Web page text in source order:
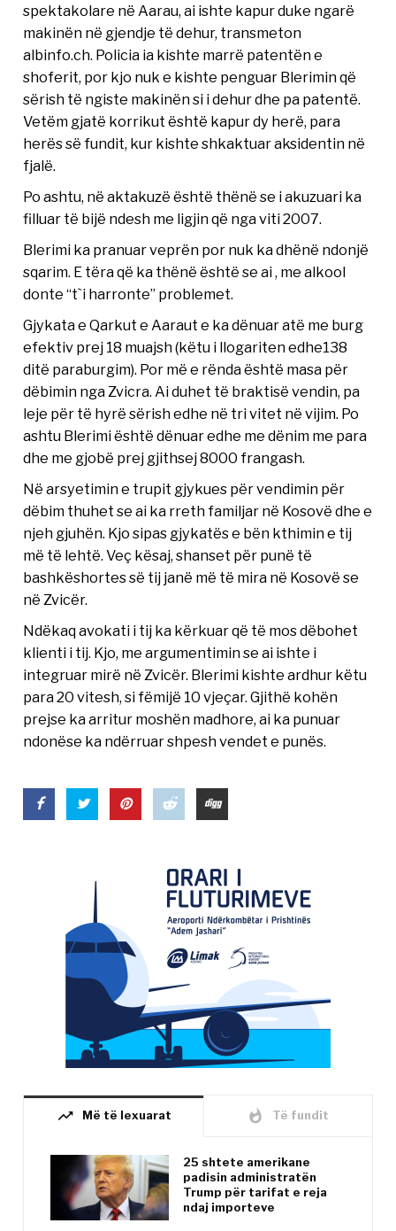
spektakolare në Aarau, ai ishte kapur duke ngarë
makinën në gjendje të dehur, transmeton
albinfo.ch. Policia ia kishte marrë patentën e
shoferit, por kjo nuk e kishte penguar Blerimin që
sërish të ngiste makinën si i dehur dhe pa patentë.
Vetëm gjatë korrikut është kapur dy herë, para
herës së fundit, kur kishte shkaktuar aksidentin në
fjalë.
Po ashtu, në aktakuzë është thënë se i akuzuari ka
filluar të bijë ndesh me ligjin që nga viti 2007.
Blerimi ka pranuar veprën por nuk ka dhënë ndonjë
sqarim. E tëra që ka thënë është se ai , me alkool
donte “t`i harronte” problemet.
Gjykata e Qarkut e Aaraut e ka dënuar atë me burg
efektiv prej 18 muajsh (këtu i llogariten edhe138
ditë paraburgim). Por më e rënda është masa për
dëbimin nga Zvicra. Ai duhet të braktisë vendin, pa
leje për të hyrë sërish edhe në tri vitet në vijim. Po
ashtu Blerimi është dënuar edhe me dënim me para
dhe me gjobë prej gjithsej 8000 frangash.
Në arsyetimin e trupit gjykues për vendimin për
dëbim thuhet se ai ka rreth familjar në Kosovë dhe e
njeh gjuhën. Kjo sipas gjykatës e bën kthimin e tij
më të lehtë. Veç kësaj, shanset për punë të
bashkëshortes së tij janë më të mira në Kosovë se
në Zvicër.
Ndëkaq avokati i tij ka kërkuar që të mos dëbohet
klienti i tij. Kjo, me argumentimin se ai ishte i
integruar mirë në Zvicër. Blerimi kishte ardhur këtu
para 20 vitesh, si fëmijë 10 vjeçar. Gjithë kohën
prejse ka arritur moshën madhore, ai ka punuar
ndonëse ka ndërruar shpesh vendet e punës.
trending_up Më të lexuarat whatshot Të fundit
25 shtete amerikane
padisin administratën
Trump për tarifat e reja
ndaj importeve